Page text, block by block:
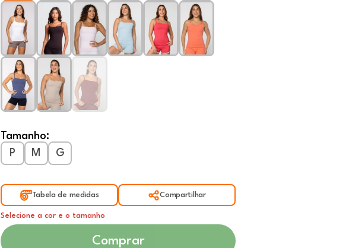
Tamanho:
P
M G
Tabela de medidas Compartilhar
Selecione a cor e o tamanho
Comprar